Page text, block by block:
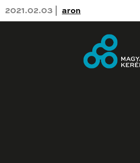
2021.02.03 | aron